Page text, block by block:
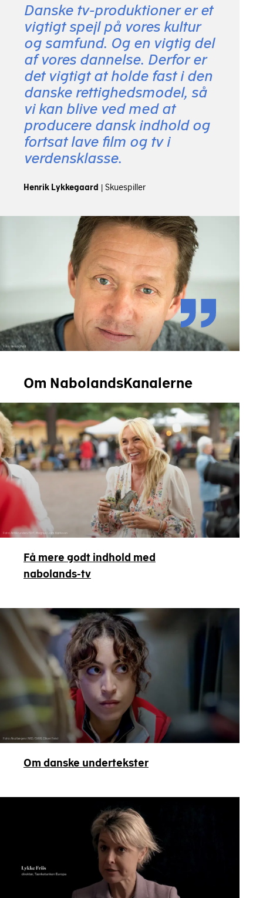
Foto: Henrik Petit
Danske tv-produktioner er et
vigtigt spejl på vores kultur
og samfund. Og en vigtig del
af vores dannelse. Derfor er
det vigtigt at holde fast i den
danske rettighedsmodel, så
vi kan blive ved med at
producere dansk indhold og
fortsat lave film og tv i
verdensklasse.
Henrik Lykkegaard | Skuespiller
Om NabolandsKanalerne
Foto: Antikrunden/SVT, Magnus Liam Karlsson
Få mere godt indhold med
nabolands-tv
Foto: Akutlægen/ARD/SWR, Oliver Feist
Om danske undertekster